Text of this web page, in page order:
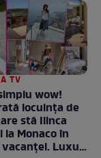
TV
wow!
locuința de
stă Ilinca
la Monaco în
Luxul